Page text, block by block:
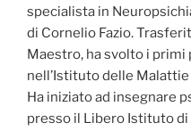
specialista in
di Cornelio Fazio.
Maestro, ha svolto i primi
nell’Istituto delle
Ha iniziato ad insegnare
presso il Libero Istituto di